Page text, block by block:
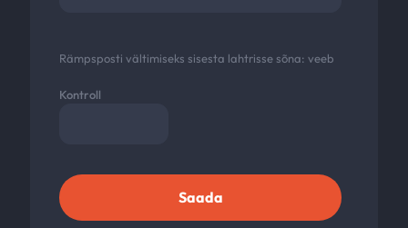
Rämpsposti vältimiseks sisesta lahtrisse sõna: veeb
Kontroll